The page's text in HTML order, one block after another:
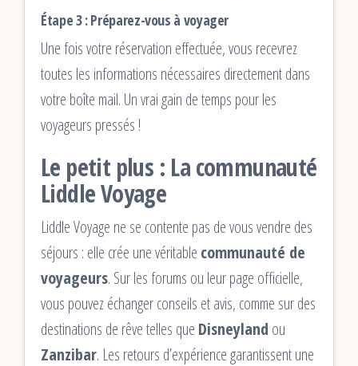
Étape 3 : Préparez-vous à voyager
Une fois votre réservation effectuée, vous recevrez
toutes les informations nécessaires directement dans
votre boîte mail. Un vrai gain de temps pour les
voyageurs pressés !
Le petit plus : La communauté
Liddle Voyage
Liddle Voyage ne se contente pas de vous vendre des
séjours : elle crée une véritable communauté de
voyageurs. Sur les forums ou leur page officielle,
vous pouvez échanger conseils et avis, comme sur des
destinations de rêve telles que Disneyland ou
Zanzibar. Les retours d’expérience garantissent une